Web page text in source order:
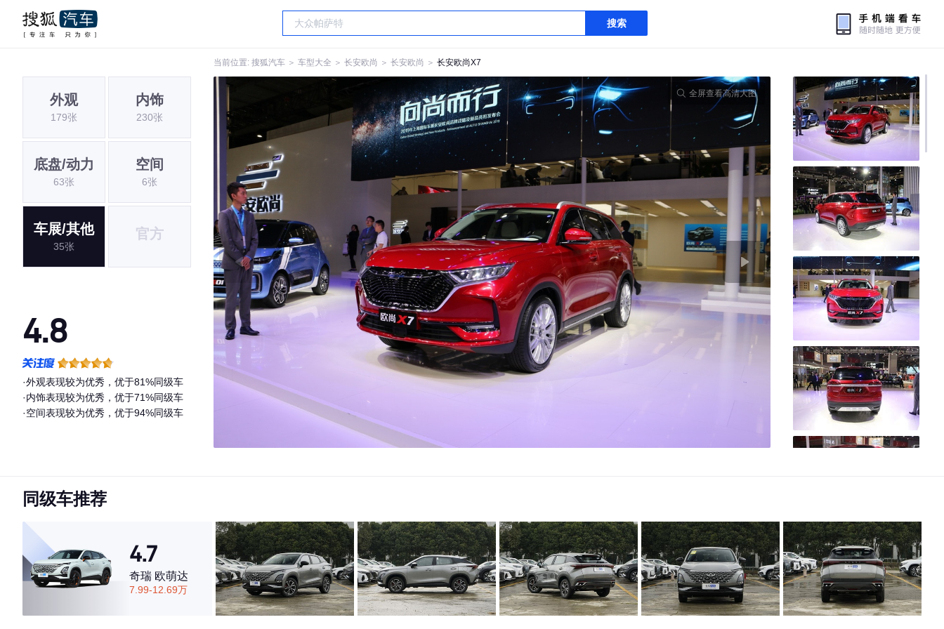
搜索
当前位置: 搜狐汽车 ＞ 车型大全 ＞ 长安欧尚 ＞ 长安欧尚 ＞ 长安欧尚X7
外观
179张
内饰
230张
底盘/动力
63张
空间
6张
车展/其他
35张
官方
4.8
·外观表现较为优秀，优于81%同级车
·内饰表现较为优秀，优于71%同级车
·空间表现较为优秀，优于94%同级车
全屏查看高清大图
同级车推荐
4.7
奇瑞 欧萌达
7.99-12.69万